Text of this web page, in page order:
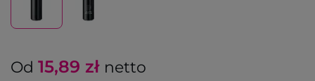
Od 15,89 zł netto